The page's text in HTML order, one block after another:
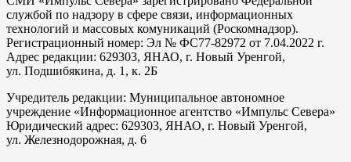
службой по надзору в сфере связи, информационных
технологий и массовых комуникаций (Роскомнадзор).
Регистрационный номер: Эл № ФС77-82972 от 7.04.2022 г.
Адрес редакции: 629303, ЯНАО, г. Новый Уренгой,
ул. Подшибякина, д. 1, к. 2Б
Учредитель редакции: Муниципальное автономное
учреждение «Информационное агентство «Импульс Севера»
Юридический адрес: 629303, ЯНАО, г. Новый Уренгой,
ул. Железнодорожная, д. 6